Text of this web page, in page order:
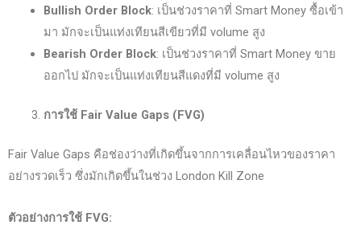
Bullish Order Block: เป็นช่วงราคาที่ Smart Money ซื้อเข้า
มา มักจะเป็นแท่งเทียนสีเขียวที่มี volume สูง
Bearish Order Block: เป็นช่วงราคาที่ Smart Money ขาย
ออกไป มักจะเป็นแท่งเทียนสีแดงที่มี volume สูง
การใช้ Fair Value Gaps (FVG)
Fair Value Gaps คือช่องว่างที่เกิดขึ้นจากการเคลื่อนไหวของราคา
อย่างรวดเร็ว ซึ่งมักเกิดขึ้นในช่วง London Kill Zone
ตัวอย่างการใช้ FVG: